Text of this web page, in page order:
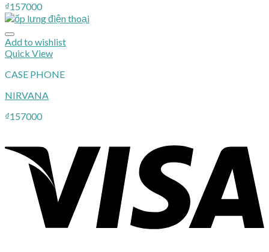
₫157000
Add to wishlist
Quick View
CASE PHONE
NIRVANA
₫157000